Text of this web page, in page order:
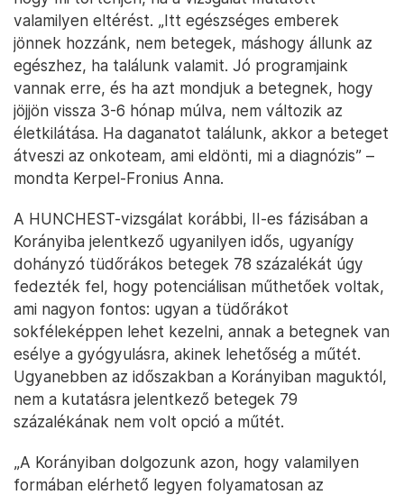
valamilyen eltérést. „Itt egészséges emberek
jönnek hozzánk, nem betegek, máshogy állunk az
egészhez, ha találunk valamit. Jó programjaink
vannak erre, és ha azt mondjuk a betegnek, hogy
jöjjön vissza 3-6 hónap múlva, nem változik az
életkilátása. Ha daganatot találunk, akkor a beteget
átveszi az onkoteam, ami eldönti, mi a diagnózis” –
mondta Kerpel-Fronius Anna.
A HUNCHEST-vizsgálat korábbi, II-es fázisában a
Korányiba jelentkező ugyanilyen idős, ugyanígy
dohányzó tüdőrákos betegek 78 százalékát úgy
fedezték fel, hogy potenciálisan műthetőek voltak,
ami nagyon fontos: ugyan a tüdőrákot
sokféleképpen lehet kezelni, annak a betegnek van
esélye a gyógyulásra, akinek lehetőség a műtét.
Ugyanebben az időszakban a Korányiban maguktól,
nem a kutatásra jelentkező betegek 79
százalékának nem volt opció a műtét.
„A Korányiban dolgozunk azon, hogy valamilyen
formában elérhető legyen folyamatosan az